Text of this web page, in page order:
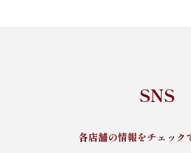
SNS
各店舗の情報をチェック